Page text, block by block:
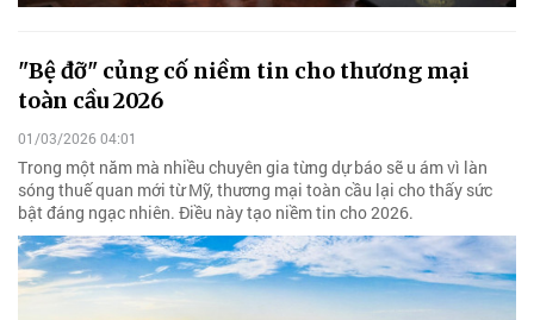
"Bệ đỡ" củng cố niềm tin cho thương mại
toàn cầu 2026
01/03/2026 04:01
Trong một năm mà nhiều chuyên gia từng dự báo sẽ u ám vì làn
sóng thuế quan mới từ Mỹ, thương mại toàn cầu lại cho thấy sức
bật đáng ngạc nhiên. Điều này tạo niềm tin cho 2026.